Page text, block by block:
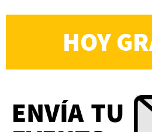
HOY